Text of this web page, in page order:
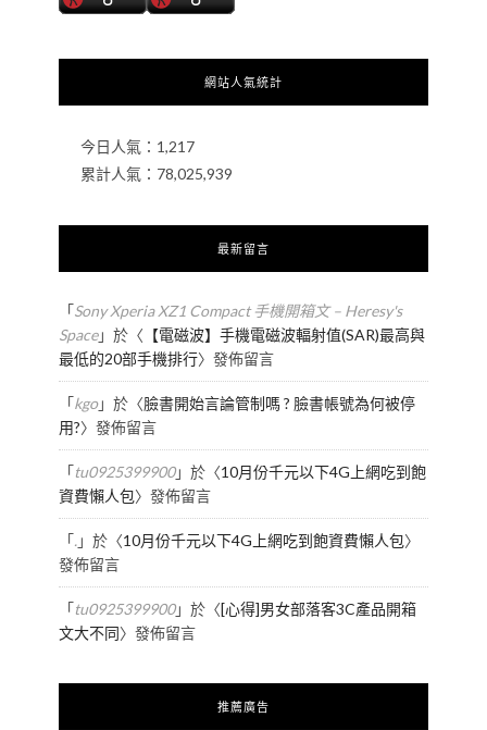
網站人氣統計
今日人氣： 1,217
累計人氣： 78,025,939
最新留言
「Sony Xperia XZ1 Compact 手機開箱文 – Heresy's
Space」於〈 【電磁波】手機電磁波輻射值(SAR)最高與
最低的20部手機排行〉發佈留言
「kgo」於〈臉書開始言論管制嗎 ? 臉書帳號為何被停
用?〉發佈留言
「tu0925399900」於〈10月份千元以下4G上網吃到飽
資費懶人包〉發佈留言
「.」於〈10月份千元以下4G上網吃到飽資費懶人包〉
發佈留言
「tu0925399900」於〈[心得]男女部落客3C產品開箱
文大不同〉發佈留言
推薦廣告